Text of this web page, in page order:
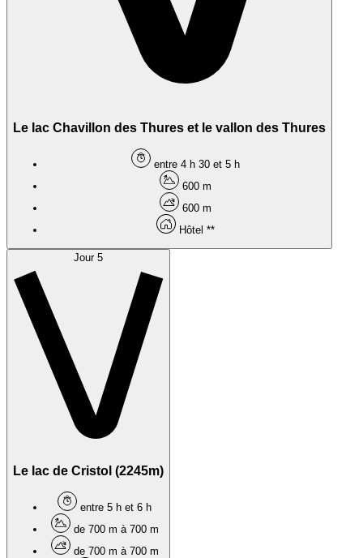
Le lac Chavillon des Thures et le vallon des Thures
entre 4 h 30 et 5 h
600 m
600 m
Hôtel **
Jour 5
Le lac de Cristol (2245m)
entre 5 h et 6 h
de 700 m à 700 m
de 700 m à 700 m